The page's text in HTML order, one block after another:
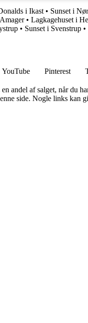
i Ikast • Sunset i
• Lagkagehuset i
• Sunset i Svenstrup •
YouTube Pinterest
andel af salget, når du
side. Nogle links